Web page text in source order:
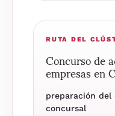
RUTA DEL
Concurso de
empresas en
preparación del
concursal